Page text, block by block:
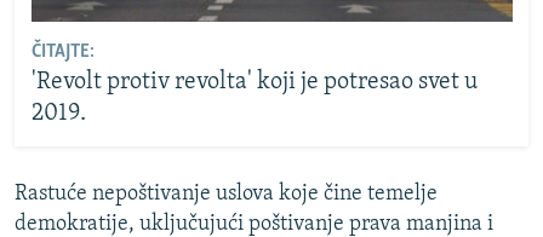
ČITAJTE:
'Revolt protiv revolta' koji je potresao svet u
2019.
Rastuće nepoštivanje uslova koje čine temelje
demokratije, uključujući poštivanje prava manjina i